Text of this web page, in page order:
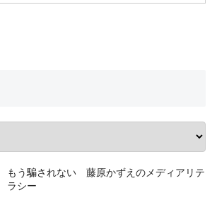
もう騙されない 藤原かずえのメディアリテ
ラシー